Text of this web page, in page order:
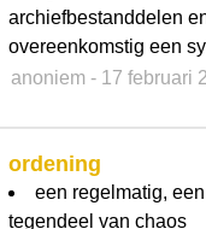
archiefbestanddelen
overeenkomstig een
anoniem - 17 februari
ordening
een regelmatig,
tegendeel van chaos